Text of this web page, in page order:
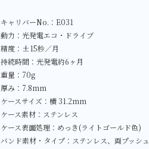
キャリバーNo.：E031
動力：光発電エコ・ドライブ
精度：±15秒／月
持続時間：光発電約6ヶ月
重量：70g
厚み：7.8mm
ケースサイズ：横 31.2mm
ケース素材：ステンレス
ケース表面処理：めっき(ライトゴールド色)
バンド素材・タイプ：ステンレス、両プッシ